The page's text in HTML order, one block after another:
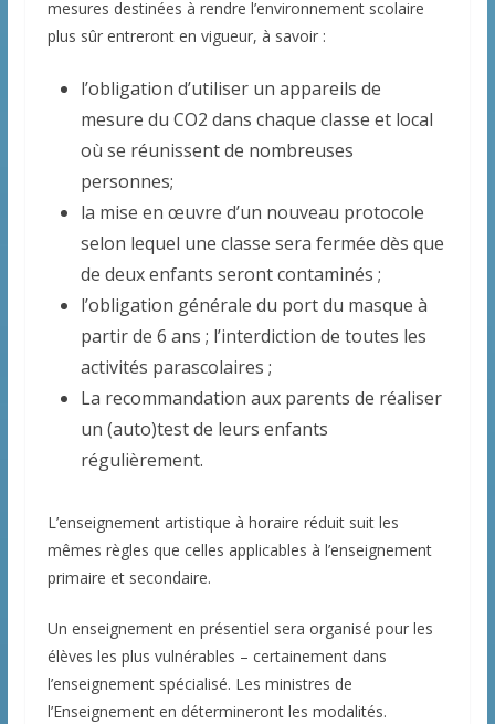
mesures destinées à rendre l’environnement scolaire
plus sûr entreront en vigueur, à savoir :
l’obligation d’utiliser un appareils de
mesure du CO2 dans chaque classe et local
où se réunissent de nombreuses
personnes;
la mise en œuvre d’un nouveau protocole
selon lequel une classe sera fermée dès que
de deux enfants seront contaminés ;
l’obligation générale du port du masque à
partir de 6 ans ; l’interdiction de toutes les
activités parascolaires ;
La recommandation aux parents de réaliser
un (auto)test de leurs enfants
régulièrement.
L’enseignement artistique à horaire réduit suit les
mêmes règles que celles applicables à l’enseignement
primaire et secondaire.
Un enseignement en présentiel sera organisé pour les
élèves les plus vulnérables – certainement dans
l’enseignement spécialisé. Les ministres de
l’Enseignement en détermineront les modalités.